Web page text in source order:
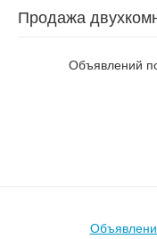
Продажа
Объявлений